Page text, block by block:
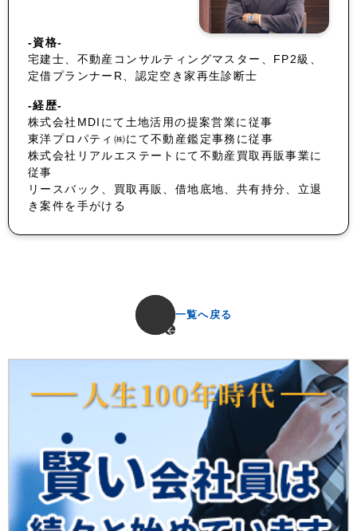
-資格-
宅建士、不動産コンサルティングマスター、FP2級、
定借プランナーR、認定空き家再生診断士
-経歴-
株式会社MDIにて土地活用の提案営業に従事
東洋プロパティ㈱にて不動産鑑定事務に従事
株式会社リアルエステートにて不動産買取再販事業に
従事
リースバック、買取再販、借地底地、共有持分、立退
き案件を手がける
一覧へ戻る